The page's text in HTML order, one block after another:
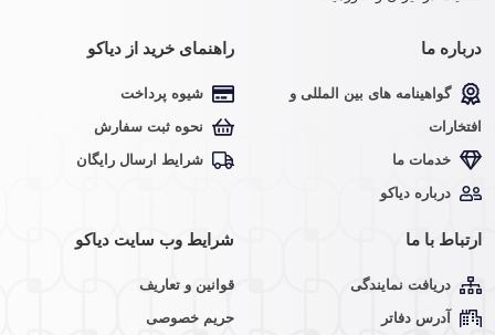
درباره ما
گواهینامه های بین المللی و
افتخارات
خدمات ما
درباره دیاکو
راهنمای خرید از دیاکو
شیوه پرداخت
نحوه ثبت سفارش
شرایط ارسال رایگان
ارتباط با ما
دریافت نمایندگی
آدرس دفاتر
شرایط وب سایت دیاکو
قوانین و تعاریف
حریم خصوصی